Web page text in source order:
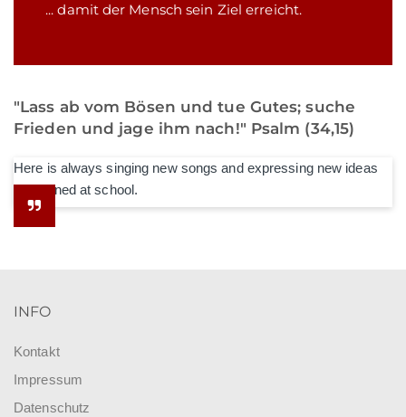
... damit der Mensch sein Ziel erreicht.
"Lass ab vom Bösen und tue Gutes; suche
Frieden und jage ihm nach!" Psalm (34,15)
Here is always singing new songs and expressing new ideas
he learned at school.
INFO
Kontakt
Impressum
Datenschutz